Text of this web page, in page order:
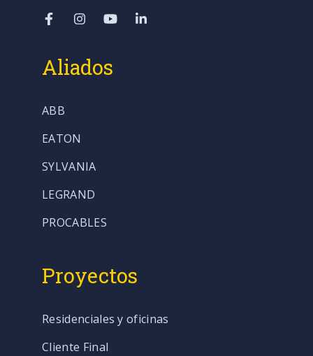
Aliados
ABB
EATON
SYLVANIA
LEGRAND
PROCABLES
Proyectos
Residenciales y oficinas
Cliente Final